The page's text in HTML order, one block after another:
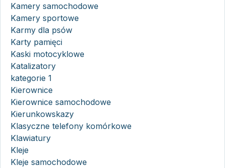
Kamery samochodowe
Kamery sportowe
Karmy dla psów
Karty pamięci
Kaski motocyklowe
Katalizatory
kategorie 1
Kierownice
Kierownice samochodowe
Kierunkowskazy
Klasyczne telefony komórkowe
Klawiatury
Kleje
Kleje samochodowe